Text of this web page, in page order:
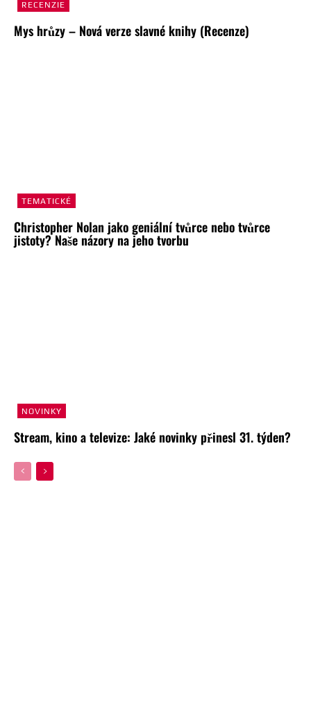
RECENZIE
Mys hrůzy – Nová verze slavné knihy (Recenze)
TEMATICKÉ
Christopher Nolan jako geniální tvůrce nebo tvůrce
jistoty? Naše názory na jeho tvorbu
NOVINKY
Stream, kino a televize: Jaké novinky přinesl 31. týden?